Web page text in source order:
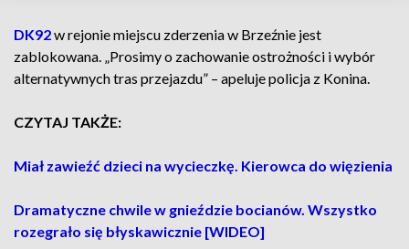
DK92w rejonie miejscu zderzenia w Brzeźnie jest
zablokowana. „Prosimy o zachowanie ostrożności i wybór
alternatywnych tras przejazdu” – apeluje policja z Konina.
CZYTAJ TAKŻE:
Miał zawieźć dzieci na wycieczkę. Kierowca do więzienia
Dramatyczne chwile w gnieździe bocianów. Wszystko
rozegrało się błyskawicznie [WIDEO]